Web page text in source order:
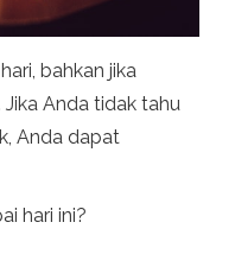
bahkan jika
Anda tidak tahu
Anda dapat
hari ini?